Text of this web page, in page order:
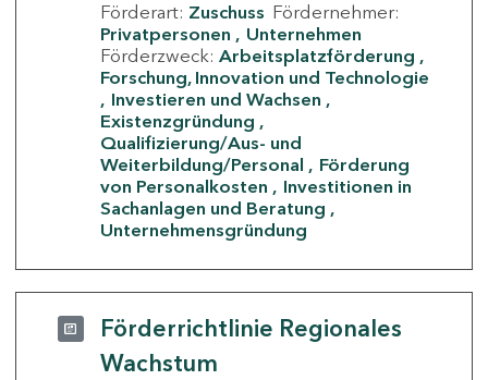
Förderart: Zuschuss Fördernehmer:
Privatpersonen
Unternehmen
Förderzweck: Arbeitsplatzförderung
Forschung, Innovation und Technologie
Investieren und Wachsen
Existenzgründung
Qualifizierung/Aus- und
Weiterbildung/Personal
Förderung
von Personalkosten
Investitionen in
Sachanlagen und Beratung
Unternehmensgründung
Förderrichtlinie Regionales
Wachstum